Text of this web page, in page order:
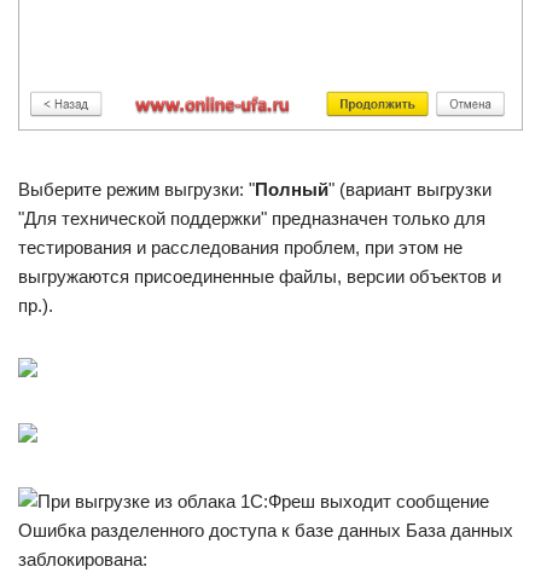
Выберите режим выгрузки: "Полный" (вариант выгрузки
"Для технической поддержки" предназначен только для
тестирования и расследования проблем, при этом не
выгружаются присоединенные файлы, версии объектов и
пр.).